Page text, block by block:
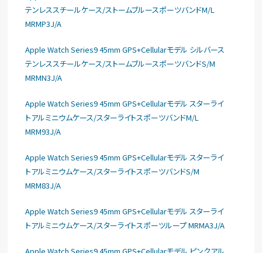
テンレススチールケース/ストームブルースポーツバンドM/L
MRMP3J/A
Apple Watch Series9 45mm GPS+Cellularモデル シルバース
テンレススチールケース/ストームブルースポーツバンドS/M
MRMN3J/A
Apple Watch Series9 45mm GPS+Cellularモデル スターライ
トアルミニウムケース/スターライトスポーツバンドM/L
MRM93J/A
Apple Watch Series9 45mm GPS+Cellularモデル スターライ
トアルミニウムケース/スターライトスポーツバンドS/M
MRM83J/A
Apple Watch Series9 45mm GPS+Cellularモデル スターライ
トアルミニウムケース/スターライトスポーツループ MRMA3J/A